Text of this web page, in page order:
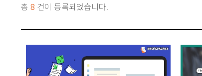
총 8 건이 등록되었습니다.